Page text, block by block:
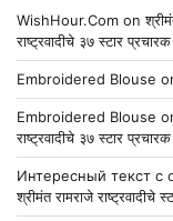
WishHour.Com on
राष्ट्रवादीचे ३७ स्टार प्रचारक
Embroidered Blouse
Embroidered Blouse
राष्ट्रवादीचे ३७ स्टार प्रचारक
श्रीमंत रामराजे राष्ट्रवादीचे